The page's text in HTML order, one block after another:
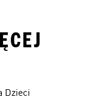
Dzieci